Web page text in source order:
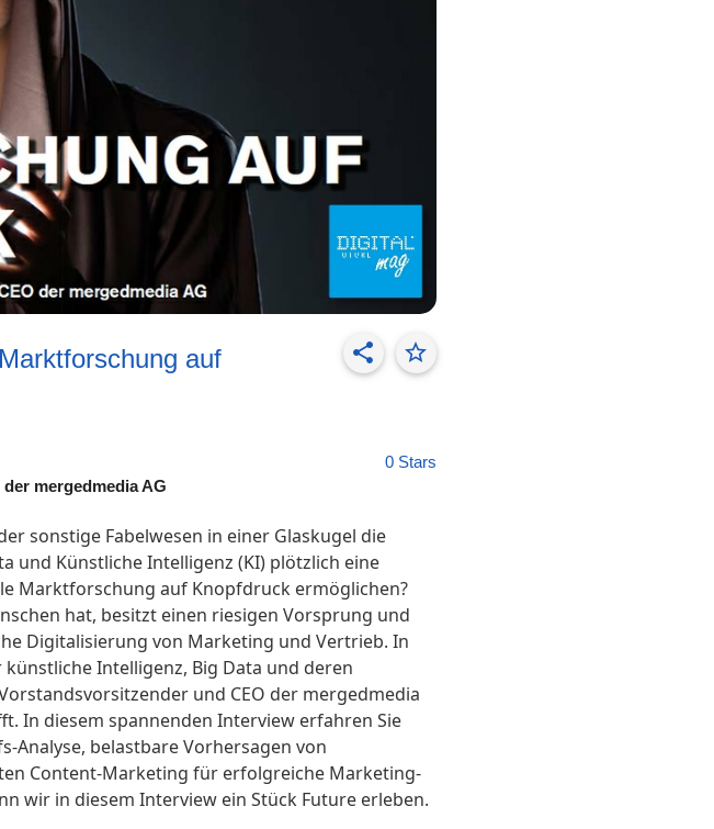
auf
share star_border
0 Stars
mergedmedia AG
sonstige Fabelwesen in einer Glaskugel die
und Künstliche Intelligenz (KI) plötzlich eine
Marktforschung auf Knopfdruck ermöglichen?
hat, besitzt einen riesigen Vorsprung und
Digitalisierung von Marketing und Vertrieb. In
Intelligenz, Big Data und deren
und CEO der mergedmedia
In diesem spannenden Interview erfahren Sie
Analyse, belastbare Vorhersagen von
Content-Marketing für erfolgreiche Marketing-
wir in diesem Interview ein Stück Future erleben.